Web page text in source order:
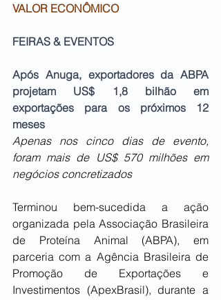
VALOR ECONÔMICO
FEIRAS & EVENTOS
Após Anuga, exportadores da ABPA
projetam US$ 1,8 bilhão em
exportações para os próximos 12
meses
Apenas nos cinco dias de evento,
foram mais de US$ 570 milhões em
negócios concretizados
Terminou bem-sucedida a ação
organizada pela Associação Brasileira
de Proteína Animal (ABPA), em
parceria com a Agência Brasileira de
Promoção de Exportações e
Investimentos (ApexBrasil), durante a